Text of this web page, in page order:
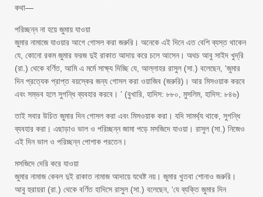
কথা—
পরিচ্ছন্ন না হয়ে জুমায় যাওয়া
জুমার নামাজে যাওয়ার আগে গোসল করা জরুরি। অনেকে এই দিনে এত বেশি ব্যস্ত থাকেন
যে, কোনো রকম জুমার ফরজ দুই রাকাত আদায় করে চলে আসেন। অথচ আবু সাইদ খুদ্‌রি
(রা.) থেকে বর্ণিত, আমি এ মর্মে সাক্ষ্য দিচ্ছি যে, আল্লাহর রাসুল (সা.) বলেছেন, ‘জুমার
দিন প্রত্যেক প্রাপ্ত বয়স্কের জন্য গোসল করা ওয়াজিব (জরুরি)। আর মিসওয়াক করবে
এবং সম্ভব হলে সুগন্ধি ব্যবহার করবে। ’ (বুখারি, হাদিস: ৮৮০, মুসলিম, হাদিস: ৮৪৬)
তাই সবার উচিত জুমার দিন গোসল করা এবং মিসওয়াক করা। যদি সামর্থ্য থাকে, সুগন্ধি
ব্যবহার করা। এছাড়াও ভাল ও পরিচ্ছন্ন জামা পড়ে মসজিদে যাওয়া। রাসুল (সা.) নিজেও
এই দিন ভাল ও পরিচ্ছন্ন পোশাক পরতেন।
মসজিদে দেরি করে যাওয়া
জুমার নামাজ কেবল দুই রাকাত নামাজ আদায়ে যথেষ্ট নয়। জুমার খুতবা শোনাও জরুরি।
আবু হুরায়রা (রা.) থেকে বর্ণিত হাদিসে রাসুল (সা.) বলেছেন, ‘যে ব্যক্তি জুমার দিন